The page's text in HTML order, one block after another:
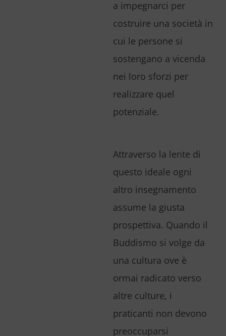
a impegnarci per
costruire una società in
cui le persone si
sostengano a vicenda
nei loro sforzi per
realizzare quel
potenziale.
Attraverso la lente di
questo ideale ogni
altro insegnamento
assume la giusta
prospettiva. Quando il
Buddismo si volge da
una cultura ove è
ormai radicato verso
altre culture, i
praticanti non devono
preoccuparsi